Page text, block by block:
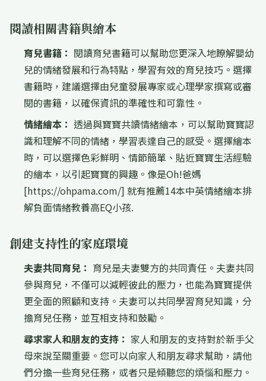
閱讀相關書籍與繪本
育兒書籍： 閱讀育兒書籍可以幫助您更深入地瞭解嬰幼
兒的情緒發展和行為特點，學習有效的育兒技巧。選擇
書籍時，建議選擇由兒童發展專家或心理學家撰寫或審
閱的書籍，以確保資訊的準確性和可靠性。
情緒繪本： 透過與寶寶共讀情緒繪本，可以幫助寶寶認
識和理解不同的情緒，學習表達自己的感受。選擇繪本
時，可以選擇色彩鮮明、情節簡單、貼近寶寶生活經驗
的繪本，以引起寶寶的興趣。像是Oh!爸媽
[https://ohpama.com/] 就有推薦14本中英情緒繪本排
解負面情緒教養高EQ小孩.
創建支持性的家庭環境
夫妻共同育兒： 育兒是夫妻雙方的共同責任。夫妻共同
參與育兒，不僅可以減輕彼此的壓力，也能為寶寶提供
更全面的照顧和支持。夫妻可以共同學習育兒知識，分
擔育兒任務，並互相支持和鼓勵。
尋求家人和朋友的支持： 家人和朋友的支持對於新手父
母來說至關重要。您可以向家人和朋友尋求幫助，請他
們分擔一些育兒任務，或者只是傾聽您的煩惱和壓力。